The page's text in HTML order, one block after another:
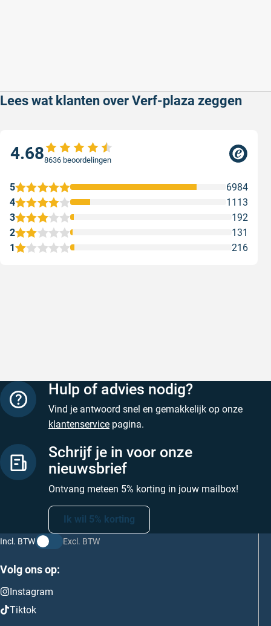
Lees wat klanten over Verf-plaza zeggen
4.688636 beoordelingen
1 216
2 131
3 192
4 1113
5 6984
Hulp of advies nodig?
Vind je antwoord snel en gemakkelijk op onze
klantenservice pagina.
Schrijf je in voor onze
nieuwsbrief
Ontvang meteen 5% korting in jouw mailbox!
Ik wil 5% korting
Incl. BTW Excl. BTW
Volg ons op:
Instagram
Tiktok